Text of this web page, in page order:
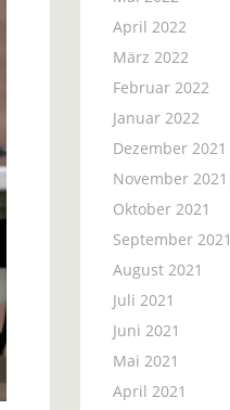
April 2022
März 2022
Februar 2022
Januar 2022
Dezember 2021
November 2021
Oktober 2021
September 2021
August 2021
Juli 2021
Juni 2021
Mai 2021
April 2021